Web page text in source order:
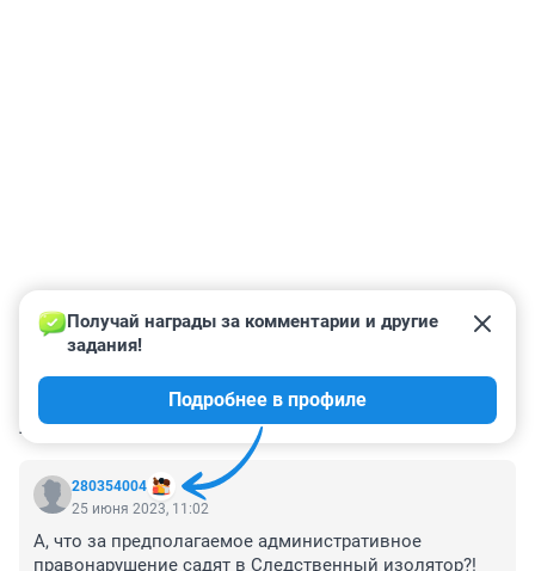
КОММЕНТАРИИ 23
280354004
Получай награды за комментарии и другие
задания!
Подробнее в профиле
25 июня 2023, 11:02
А, что за предполагаемое административное
правонарушение садят в Следственный изолятор?!